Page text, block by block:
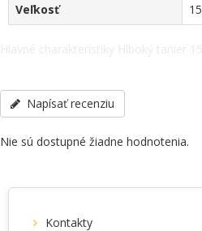
Veľkosť
Veľkosť - 150, ostatné špecifikácie
Napísať recenziu
Nie sú dostupné žiadne hodnotenia.
Kontakty